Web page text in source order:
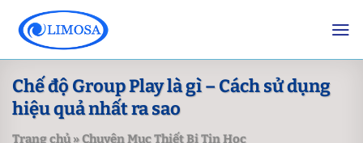
content
Chế độ Group Play là gì – Cách sử dụng
hiệu quả nhất ra sao
Trang chủ»Chuyên Mục Thiết Bị Tin Học